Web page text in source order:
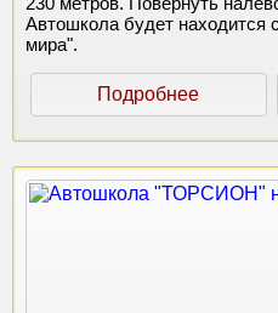
Автошкола будет находится
мира".
Подробнее